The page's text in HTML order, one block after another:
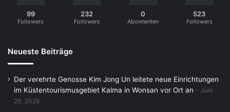
99
Followers
232
Followers
0
Abonnenten
523
Followers
Neueste Beiträge
Der verehrte Genosse Kim Jong Un leitete neue Einrichtungen
im Küstentourismusgebiet Kalma in Wonsan vor Ort an
Juni
26, 2026